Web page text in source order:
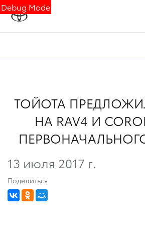
Debug Mode
ТОЙОТА
НА RAV4 И
13 июля 2017 г.
Поделиться